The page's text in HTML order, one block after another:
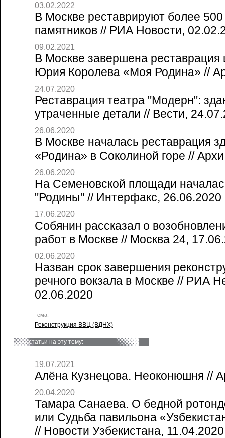
03.02.2022
В Москве реставрируют более
памятников // РИА Новости,
09.02.2021
В Москве завершена реставрация
Юрия Королева «Моя Родина» //
24.07.2020
Реставрация театра "Модерн":
утраченные детали // Вести,
26.06.2020
В Москве началась реставрация
«Родина» в Соколиной горе //
26.06.2020
На Семеновской площади
"Родины" // Интерфакс, 26.06.2020
17.06.2020
Собянин рассказал о
работ в Москве // Москва 24,
02.06.2020
Назван срок завершения
речного вокзала в Москве // РИА
02.06.2020
тема:
Реконструкция ВВЦ (ВДНХ)
статьи на эту тему:
19.07.2021
Алёна Кузнецова. Неоконюшня //
20.04.2020
Тамара Санаева. О бедной
или Судьба павильона
// Новости Узбекистана, 11.04.2020